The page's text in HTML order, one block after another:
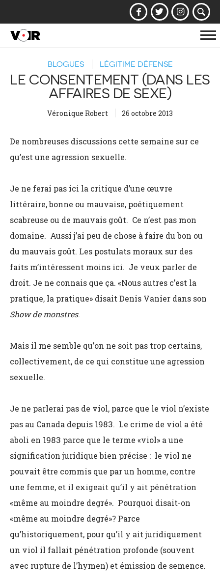
BLOGUES LÉGITIME DÉFENSE
LE CONSENTEMENT (DANS LES
AFFAIRES DE SEXE)
Véronique Robert 26 octobre 2013
De nombreuses discussions cette semaine sur ce
qu’est une agression sexuelle.
Je ne ferai pas ici la critique d’une œuvre
littéraire, bonne ou mauvaise, poétiquement
scabreuse ou de mauvais goût. Ce n’est pas mon
domaine. Aussi j’ai peu de chose à faire du bon ou
du mauvais goût. Les postulats moraux sur des
faits m’intéressent moins ici. Je veux parler de
droit. Je ne connais que ça. «Nous autres c’est la
pratique, la pratique» disait Denis Vanier dans son
Show de monstres.
Mais il me semble qu’on ne soit pas trop certains,
collectivement, de ce qui constitue une agression
sexuelle.
Je ne parlerai pas de viol, parce que le viol n’existe
pas au Canada depuis 1983. Le crime de viol a été
aboli en 1983 parce que le terme «viol» a une
signification juridique bien précise : le viol ne
pouvait être commis que par un homme, contre
une femme, et il exigeait qu’il y ait pénétration
«même au moindre degré». Pourquoi disait-on
«même au moindre degré»? Parce
qu’historiquement, pour qu’il y ait juridiquement
un viol il fallait pénétration profonde (souvent
avec rupture de l’hymen) et émission de semence.